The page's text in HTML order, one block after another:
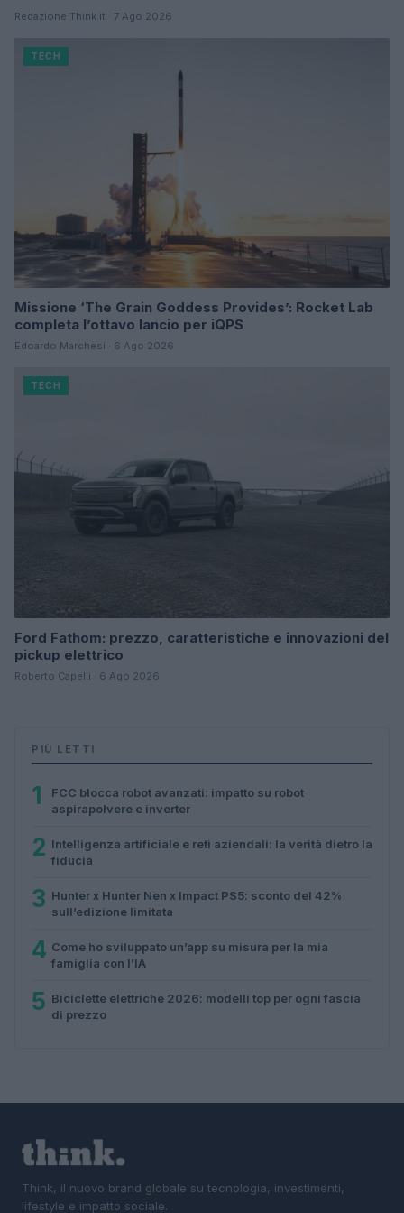
Redazione Think.it · 7 Ago 2026
TECH
Missione ‘The Grain Goddess Provides’: Rocket Lab
completa l’ottavo lancio per iQPS
Edoardo Marchesi · 6 Ago 2026
TECH
Ford Fathom: prezzo, caratteristiche e innovazioni del
pickup elettrico
Roberto Capelli · 6 Ago 2026
PIÙ LETTI
1
FCC blocca robot avanzati: impatto su robot
aspirapolvere e inverter
2 Intelligenza artificiale e reti aziendali: la verità dietro la
fiducia
3 Hunter x Hunter Nen x Impact PS5: sconto del 42%
sull’edizione limitata
4 Come ho sviluppato un’app su misura per la mia
famiglia con l’IA
5 Biciclette elettriche 2026: modelli top per ogni fascia
di prezzo
Think, il nuovo brand globale su tecnologia, investimenti,
lifestyle e impatto sociale.